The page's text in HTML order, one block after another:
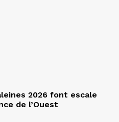
2026 font escale
de l’Ouest